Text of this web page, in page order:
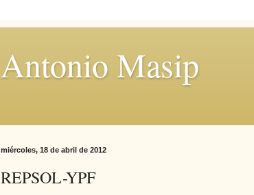
Antonio Masip
miércoles, 18 de abril de 2012
REPSOL-YPF